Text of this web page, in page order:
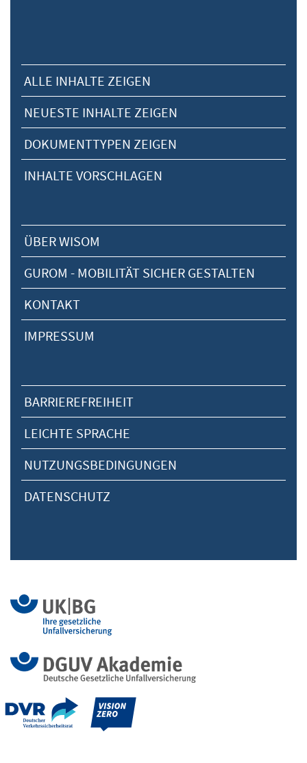
ALLE INHALTE ZEIGEN
NEUESTE INHALTE ZEIGEN
DOKUMENTTYPEN ZEIGEN
INHALTE VORSCHLAGEN
ÜBER WISOM
GUROM - MOBILITÄT SICHER GESTALTEN
KONTAKT
IMPRESSUM
BARRIEREFREIHEIT
LEICHTE SPRACHE
NUTZUNGSBEDINGUNGEN
DATENSCHUTZ